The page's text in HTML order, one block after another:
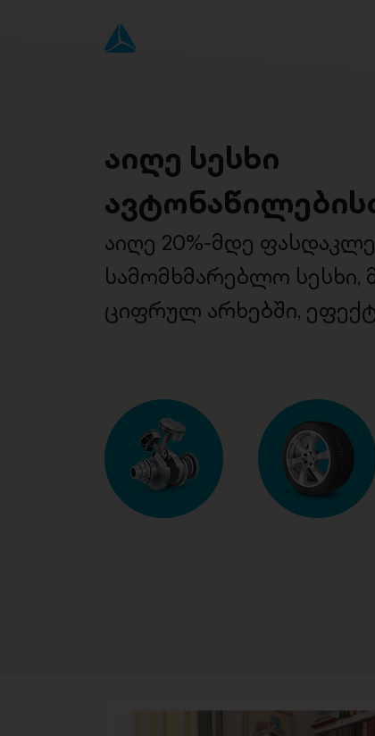
აიღე სესხი
აიღე 20%-მდე
სამომხმარებლო
ციფრულ არხებში,